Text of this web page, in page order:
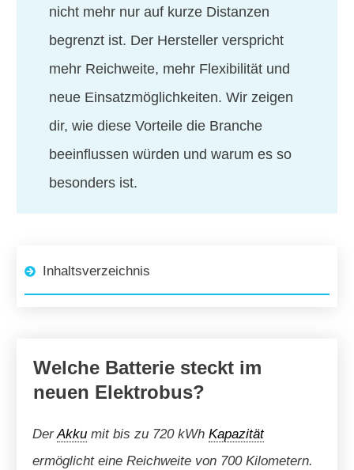
nicht mehr nur auf kurze Distanzen
begrenzt ist. Der Hersteller verspricht
mehr Reichweite, mehr Flexibilität und
neue Einsatzmöglichkeiten. Wir zeigen
dir, wie diese Vorteile die Branche
beeinflussen würden und warum es so
besonders ist.
Inhaltsverzeichnis
Welche Batterie steckt im
neuen Elektrobus?
DerAkku mit bis zu 720 kWh Kapazität
ermöglicht eine Reichweite von 700 Kilometern.